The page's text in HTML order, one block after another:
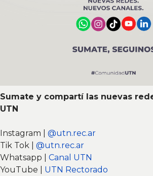
Sumate y compartí las nuevas
UTN
Instagram | @utn.rec.ar
Tik Tok | @utn.rec.ar
Whatsapp | Canal UTN
YouTube | UTN Rectorado